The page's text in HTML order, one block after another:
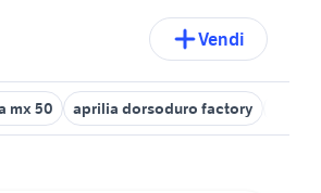
Vendi
mx 50 aprilia dorsoduro factory